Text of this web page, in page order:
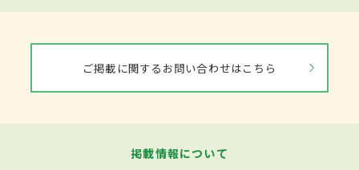
ご掲載に関するお問い合わせはこちら
掲載情報について